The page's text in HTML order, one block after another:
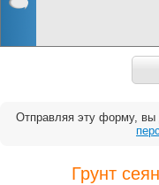
Отправляя эту форму, вы
Грунт